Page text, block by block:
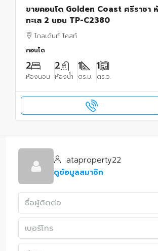
ขายคอนโด Golden Coast ศรีราชา
ทะเล 2 นอน TP-C2380
โกลเด้นท์ โคสท์
คอนโด
2
ห้องนอน
2
ห้องน้ำ
1
ตร.ม.
1
ตร.ว.
ataproperty22
ดูข้อมูลสมาชิก